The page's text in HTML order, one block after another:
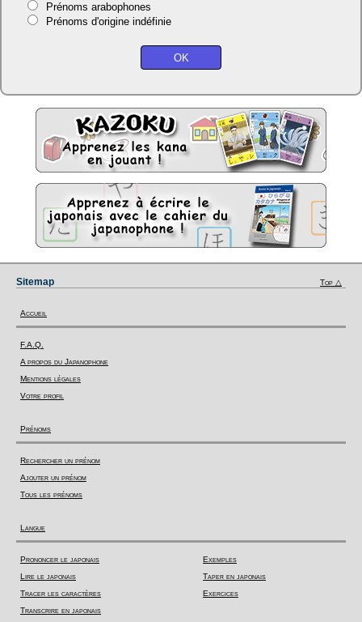
Prénoms arabophones
Prénoms d'origine indéfinie
Sitemap Top △
Accueil
F.A.Q.
A propos du Japanophone
Mentions légales
Votre profil
Prénoms
Rechercher un prénom
Ajouter un prénom
Tous les prénoms
Langue
Prononcer le japonais
Lire le japonais
Tracer les caractères
Transcrire en japonais
Exemples
Taper en japonais
Exercices